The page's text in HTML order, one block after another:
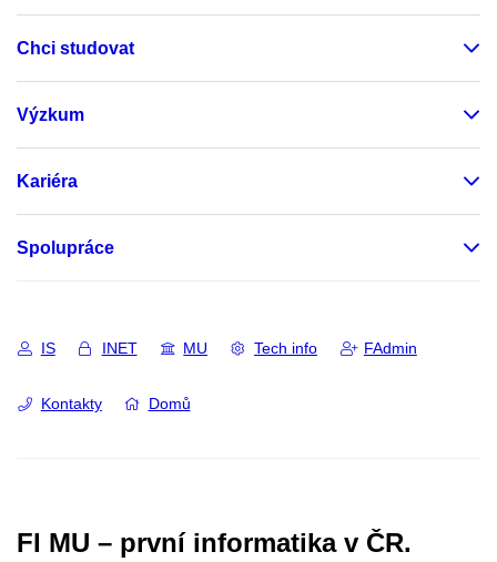
Chci studovat
Výzkum
Kariéra
Spolupráce
IS INET MU Tech info FAdmin
Kontakty Domů
FI MU – první informatika v ČR.